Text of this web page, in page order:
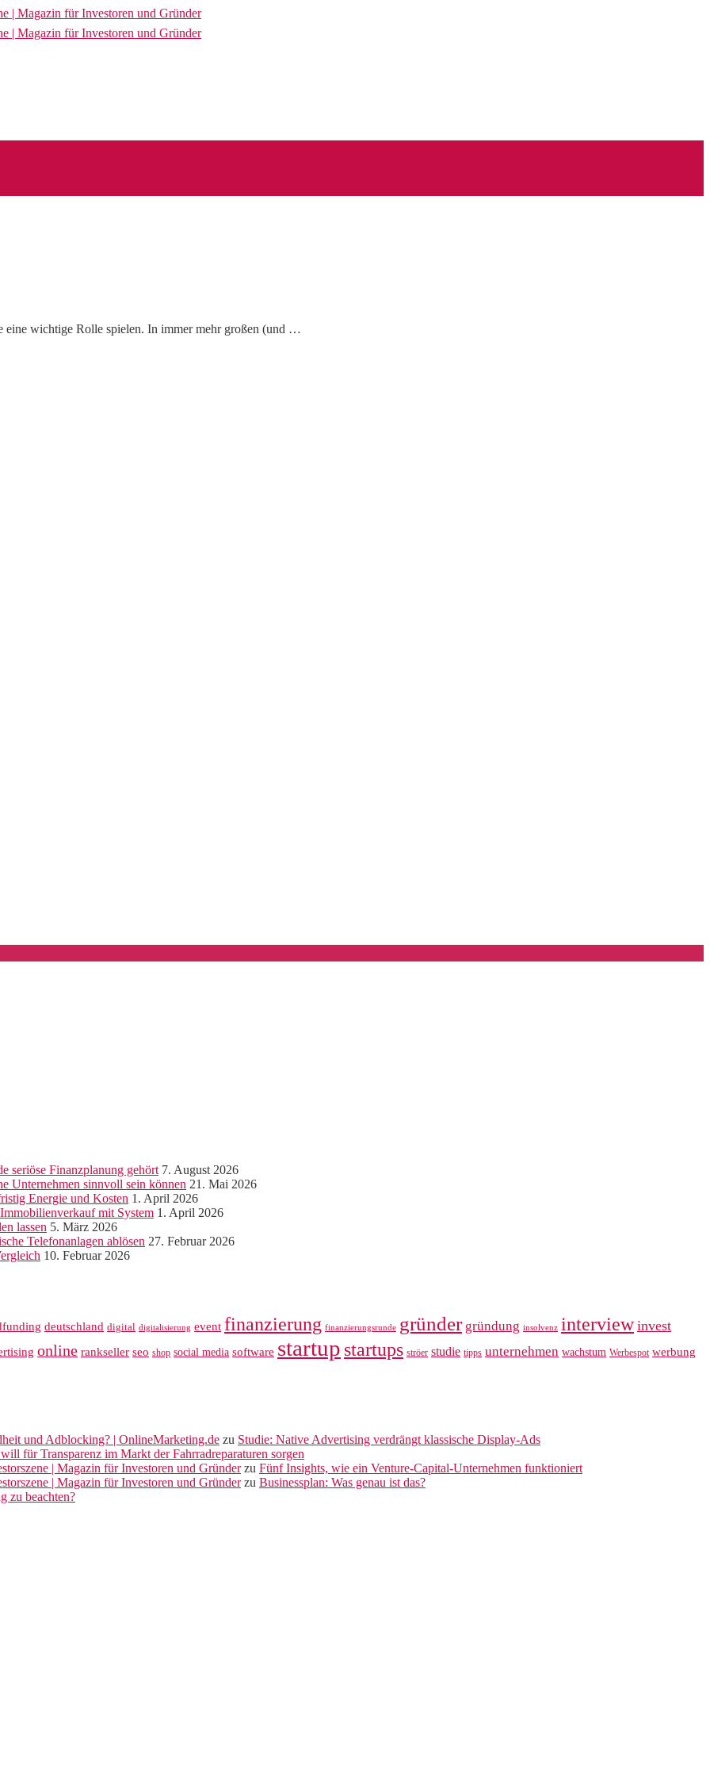
eine wichtige Rolle spielen. In immer mehr großen (und …
seriöse Finanzplanung gehört 7. August 2026
Unternehmen sinnvoll sein können 21. Mai 2026
Energie und Kosten 1. April 2026
mit System 1. April 2026
lassen 5. März 2026
Telefonanlagen ablösen 27. Februar 2026
10. Februar 2026
deutschland digital digitalisierung event finanzierung finanzierungsrunde gründer gründung insolvenz interview invest
online rankseller seo shop social media software startup startups ströer studie tipps unternehmen wachstum Werbespot werbung
und Adblocking? | OnlineMarketing.de zu Studie: Native Advertising verdrängt klassische Display-Ads
für Transparenz im Markt der Fahrradreparaturen sorgen
| Magazin für Investoren und Gründerzu Fünf Insights, wie ein Venture-Capital-Unternehmen funktioniert
| Magazin für Investoren und Gründerzu Businessplan: Was genau ist das?
zu beachten?